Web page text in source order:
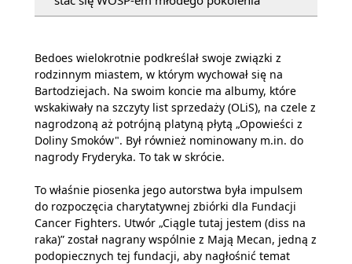
Bedoes wielokrotnie podkreślał swoje związki z
rodzinnym miastem, w którym wychował się na
Bartodziejach. Na swoim koncie ma albumy, które
wskakiwały na szczyty list sprzedaży (OLiS), na czele z
nagrodzoną aż potrójną platyną płytą „Opowieści z
Doliny Smoków". Był również nominowany m.in. do
nagrody Fryderyka. To tak w skrócie.
To właśnie piosenka jego autorstwa była impulsem
do rozpoczęcia charytatywnej zbiórki dla Fundacji
Cancer Fighters. Utwór „Ciągle tutaj jestem (diss na
raka)” został nagrany wspólnie z Mają Mecan, jedną z
podopiecznych tej fundacji, aby nagłośnić temat